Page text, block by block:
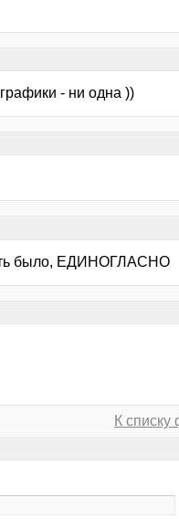
- ни одна ))
было, ЕДИНОГЛАСНО
К